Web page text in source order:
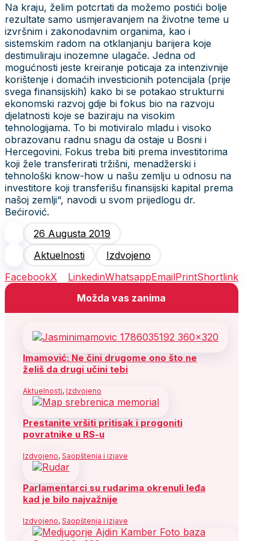
Na kraju, želim potcrtati da možemo postići bolje
rezultate samo usmjeravanjem na životne teme u
izvršnim i zakonodavnim organima, kao i
sistemskim radom na otklanjanju barijera koje
destimuliraju inozemne ulagače. Jedna od
mogućnosti jeste kreiranje poticaja za intenzivnije
korištenje i domaćih investicionih potencijala (prije
svega finansijskih) kako bi se potakao strukturni
ekonomski razvoj gdje bi fokus bio na razvoju
djelatnosti koje se baziraju na visokim
tehnologijama. To bi motiviralo mladu i visoko
obrazovanu radnu snagu da ostaje u Bosni i
Hercegovini. Fokus treba biti prema investitorima
koji žele transferirati tržišni, menadžerski i
tehnološki know-how u našu zemlju u odnosu na
investitore koji transferišu finansijski kapital prema
našoj zemlji“, navodi u svom prijedlogu dr.
Bećirović.
26 Augusta 2019
Aktuelnosti
Izdvojeno
FacebookX LinkedinWhatsappEmailPrintShortlink
Možda vas zanima
Imamović: Ne čini drugome ono što ne
želiš da drugi učini tebi
Aktuelnosti, Izdvojeno
Prestanite vršiti pritisak i progoniti
povratnike u RS-u
Izdvojeno, Saopštenja i izjave
Parlamentarci su rudarima okrenuli leđa
kad je bilo najvažnije
Izdvojeno, Saopštenja i izjave